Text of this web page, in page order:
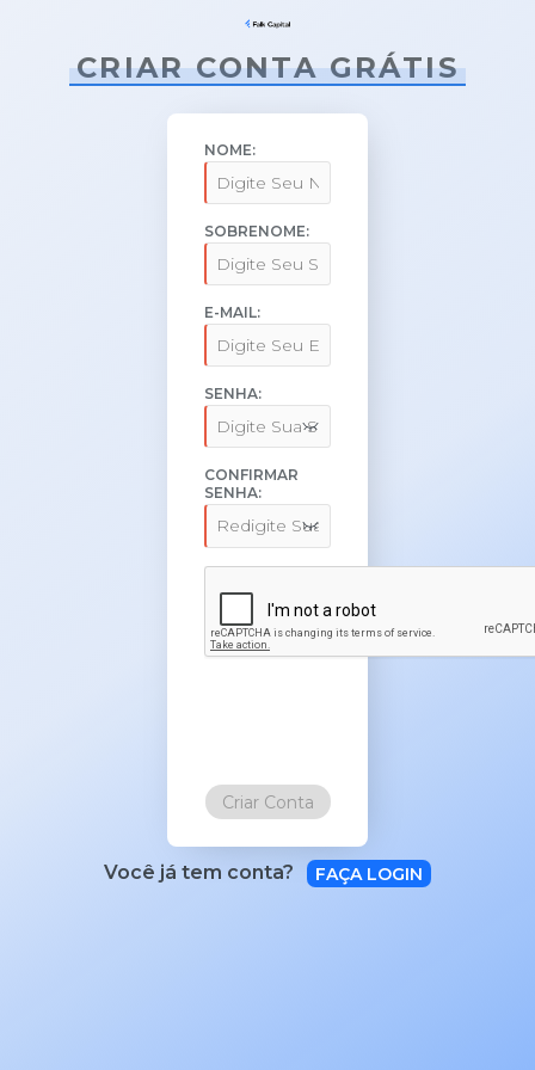
CRIAR CONTA GRÁTIS
NOME:
SOBRENOME:
E-MAIL:
SENHA:
CONFIRMAR
SENHA:
Criar Conta
Você já tem conta? FAÇA LOGIN